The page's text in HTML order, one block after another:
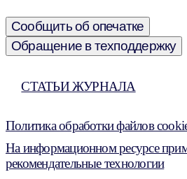
Сообщить об опечатке
Обращение в техподдержку
СТАТЬИ ЖУРНАЛА
Политика обработки файлов
На информационном ресурсе
рекомендательные технологии